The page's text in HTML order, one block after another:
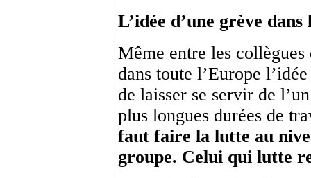
L’idée d’une grève
Même entre les collègues
dans toute l’Europe
de laisser se servir de
plus longues durées de
faut faire la lutte au
groupe. Celui qui lutte